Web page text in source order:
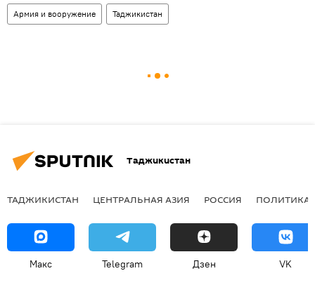
Армия и вооружение Таджикистан
Таджикистан
ТАДЖИКИСТАН ЦЕНТРАЛЬНАЯ АЗИЯ РОССИЯ ПОЛИТИКА
Макс Telegram Дзен VK